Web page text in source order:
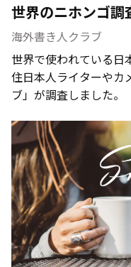
世界のニホンゴ調
海外書き人クラブ
世界で使われている日
住日本人ライターやカ
ブ」が調査しました。